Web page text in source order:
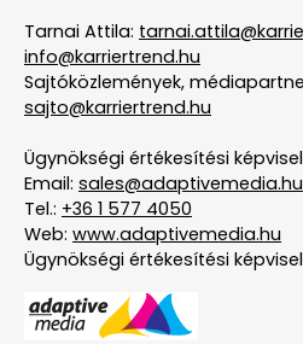
Tarnai Attila:
info@karriertrend.hu
Sajtóközlemények,
sajto@karriertrend.hu
Ügynökségi értékesítési
Email: sales@adaptivemedia.hu
Tel.: +36 1 577 4050
Web: www.adaptivemedia.hu
Ügynökségi értékesítési